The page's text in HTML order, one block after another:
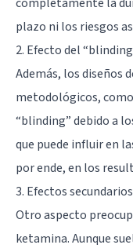
plazo ni los riesgos
2. Efecto del
Además, los diseños
metodológicos,
“blinding” debido a
que puede influir en
por ende, en los
3. Efectos secundarios
Otro aspecto
ketamina. Aunque